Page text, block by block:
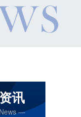
讯
—